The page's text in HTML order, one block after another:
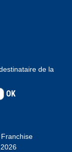
de la
OK